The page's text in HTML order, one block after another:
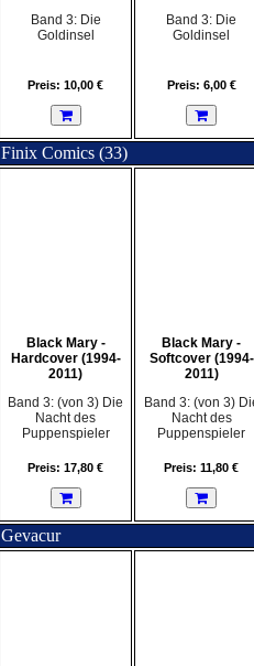
Band 3: Die
Goldinsel
Preis: 10,00 €
Band 3: Die
Goldinsel
Preis: 6,00 €
Finix Comics (33)
Black Mary -
Hardcover (1994-
2011)
Band 3: (von 3) Die
Nacht des
Puppenspieler
Preis: 17,80 €
Black Mary -
Softcover (1994-
2011)
Band 3: (von 3)
Nacht des
Puppenspieler
Preis: 11,80 €
Gevacur